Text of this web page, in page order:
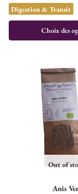
Digestion & Transit
Choix des
Out of
Anis